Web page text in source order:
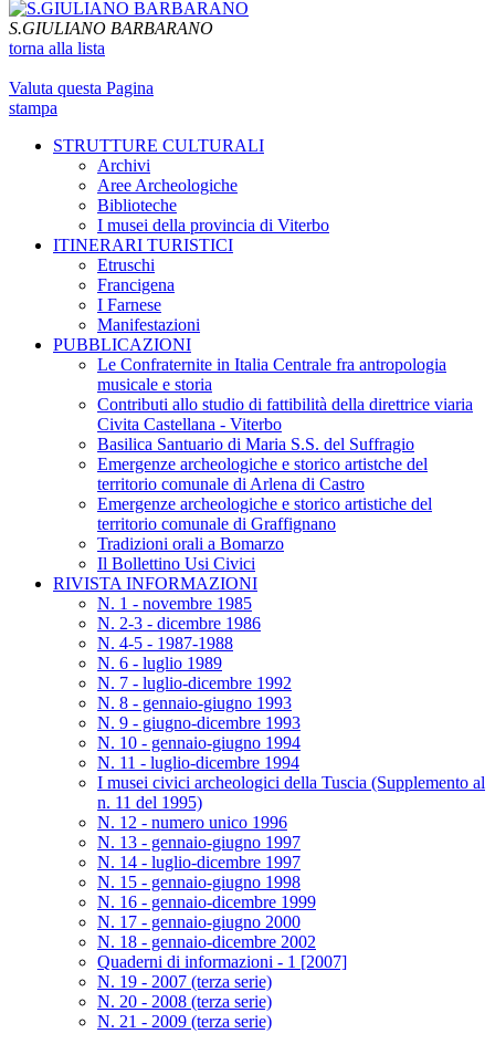
S.GIULIANO BARBARANO
torna alla lista
Valuta questa Pagina
stampa
STRUTTURE CULTURALI
Archivi
Aree Archeologiche
Biblioteche
I musei della provincia di Viterbo
ITINERARI TURISTICI
Etruschi
Francigena
I Farnese
Manifestazioni
PUBBLICAZIONI
Le Confraternite in Italia Centrale fra antropologia
musicale e storia
Contributi allo studio di fattibilità della direttrice viaria
Civita Castellana - Viterbo
Basilica Santuario di Maria S.S. del Suffragio
Emergenze archeologiche e storico artistche del
territorio comunale di Arlena di Castro
Emergenze archeologiche e storico artistiche del
territorio comunale di Graffignano
Tradizioni orali a Bomarzo
Il Bollettino Usi Civici
RIVISTA INFORMAZIONI
N. 1 - novembre 1985
N. 2-3 - dicembre 1986
N. 4-5 - 1987-1988
N. 6 - luglio 1989
N. 7 - luglio-dicembre 1992
N. 8 - gennaio-giugno 1993
N. 9 - giugno-dicembre 1993
N. 10 - gennaio-giugno 1994
N. 11 - luglio-dicembre 1994
I musei civici archeologici della Tuscia (Supplemento al
n. 11 del 1995)
N. 12 - numero unico 1996
N. 13 - gennaio-giugno 1997
N. 14 - luglio-dicembre 1997
N. 15 - gennaio-giugno 1998
N. 16 - gennaio-dicembre 1999
N. 17 - gennaio-giugno 2000
N. 18 - gennaio-dicembre 2002
Quaderni di informazioni - 1 [2007]
N. 19 - 2007 (terza serie)
N. 20 - 2008 (terza serie)
N. 21 - 2009 (terza serie)